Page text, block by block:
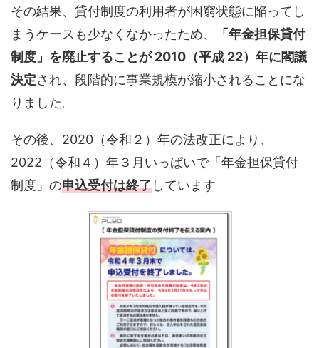
その結果、貸付制度の利用者が困窮状態に陥ってし
まうケースも少なくなかったため、
「年金担保貸付
制度」を廃止することが 2010（平成 22）年に閣議
決定され、段階的に事業規模が縮小されることにな
りました。
その後、2020（令和２）年の法改正により、
2022（令和４）年３月いっぱいで「年金担保貸付
制度」の申込受付は終了しています